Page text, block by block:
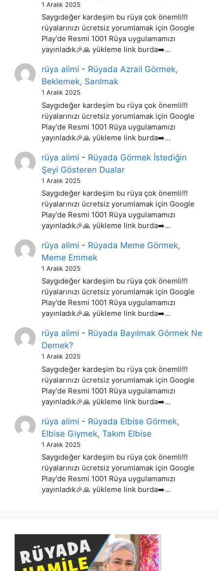
1 Aralık 2025
Saygıdeğer kardeşim bu rüya çok önemli!!!
rüyalarınızı ücretsiz yorumlamak için Google
Play'de Resmi 1001 Rüya uygulamamızı
yayınladık🎉🙏 yükleme link burda➡️…
rüya alimi - Rüyada Azrail Görmek,
Beklemek, Sarılmak
1 Aralık 2025
Saygıdeğer kardeşim bu rüya çok önemli!!!
rüyalarınızı ücretsiz yorumlamak için Google
Play'de Resmi 1001 Rüya uygulamamızı
yayınladık🎉🙏 yükleme link burda➡️…
rüya alimi - Rüyada Görmek İstediğin
Şeyi Gösteren Dualar
1 Aralık 2025
Saygıdeğer kardeşim bu rüya çok önemli!!!
rüyalarınızı ücretsiz yorumlamak için Google
Play'de Resmi 1001 Rüya uygulamamızı
yayınladık🎉🙏 yükleme link burda➡️…
rüya alimi - Rüyada Meme Görmek,
Meme Emmek
1 Aralık 2025
Saygıdeğer kardeşim bu rüya çok önemli!!!
rüyalarınızı ücretsiz yorumlamak için Google
Play'de Resmi 1001 Rüya uygulamamızı
yayınladık🎉🙏 yükleme link burda➡️…
rüya alimi - Rüyada Bayılmak Görmek Ne
Demek?
1 Aralık 2025
Saygıdeğer kardeşim bu rüya çok önemli!!!
rüyalarınızı ücretsiz yorumlamak için Google
Play'de Resmi 1001 Rüya uygulamamızı
yayınladık🎉🙏 yükleme link burda➡️…
rüya alimi - Rüyada Elbise Görmek,
Elbise Giymek, Takım Elbise
1 Aralık 2025
Saygıdeğer kardeşim bu rüya çok önemli!!!
rüyalarınızı ücretsiz yorumlamak için Google
Play'de Resmi 1001 Rüya uygulamamızı
yayınladık🎉🙏 yükleme link burda➡️…